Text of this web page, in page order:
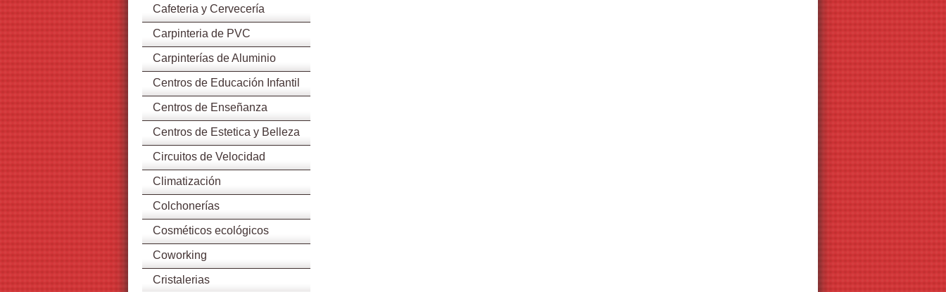
Cafeteria y Cervecería
Carpinteria de PVC
Carpinterías de Aluminio
Centros de Educación Infantil
Centros de Enseñanza
Centros de Estetica y Belleza
Circuitos de Velocidad
Climatización
Colchonerías
Cosméticos ecológicos
Coworking
Cristalerias